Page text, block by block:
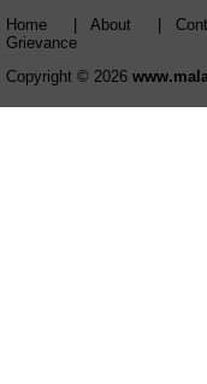
Home About
Grievance
Copyright © 2026